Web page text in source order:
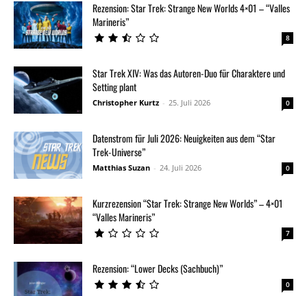
Rezension: Star Trek: Strange New Worlds 4×01 – “Valles
Marineris”
8
Star Trek XIV: Was das Autoren-Duo für Charaktere und
Setting plant
Christopher Kurtz - 25. Juli 2026 0
Datenstrom für Juli 2026: Neuigkeiten aus dem “Star
Trek-Universe”
Matthias Suzan - 24. Juli 2026 0
Kurzrezension “Star Trek: Strange New Worlds” – 4×01
“Valles Marineris”
7
Rezension: “Lower Decks (Sachbuch)”
0